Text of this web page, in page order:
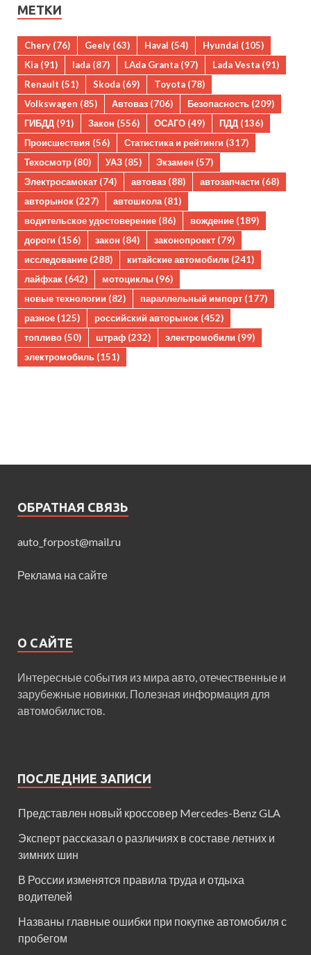
МЕТКИ
Chery (76) Geely (63) Haval (54) Hyundai (105)
Kia (91) lada (87) LAda Granta (97) Lada Vesta (91)
Renault (51) Skoda (69) Toyota (78)
Volkswagen (85) Автоваз (706) Безопасность (209)
ГИБДД (91) Закон (556) ОСАГО (49) ПДД (136)
Происшествия (56) Статистика и рейтинги (317)
Техосмотр (80) УАЗ (85) Экзамен (57)
Электросамокат (74) автоваз (88) автозапчасти (68)
авторынок (227) автошкола(81)
водительское удостоверение (86) вождение (189)
дороги (156) закон (84) законопроект (79)
исследование (288) китайские автомобили (241)
лайфхак (642) мотоциклы (96)
новые технологии (82) параллельный импорт (177)
разное (125) российский авторынок (452)
топливо (50) штраф (232) электромобили (99)
электромобиль (151)
ОБРАТНАЯ СВЯЗЬ
auto_forpost@mail.ru
Реклама на сайте
О САЙТЕ
Интересные события из мира авто, отечественные и
зарубежные новинки. Полезная информация для
автомобилистов.
ПОСЛЕДНИЕ ЗАПИСИ
Представлен новый кроссовер Mercedes-Benz GLA
Эксперт рассказал о различиях в составе летних и
зимних шин
В России изменятся правила труда и отдыха
водителей
Названы главные ошибки при покупке автомобиля с
пробегом